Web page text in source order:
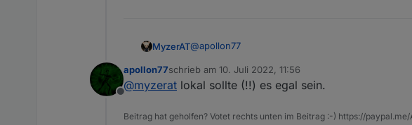
MyzerAT@apollon77
sag mal, die EinstellungAbfrageintervall für
Offline
apollon77schrieb am 10. Juli 2022, 11:56
zuletzt editiert von
@myzerat lokal sollte (!!) es egal sein.
Beitrag hat geholfen? Votet rechts unten im Beitrag :-) https://